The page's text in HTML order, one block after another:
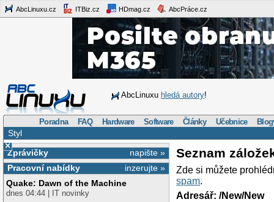
AbcLinuxu.cz ITBiz.cz HDmag.cz AbcPráce.cz
AbcLinuxu hledá autory!
Poradna FAQ Hardware Software Články Učebnice
Styl
×
napište »
Zprávičky
inzerujte »
Pracovní nabídky
Quake: Dawn of the Machine
dnes 04:44 | IT novinky
Seznam
Zde si můžete
spam.
Adresář: /New/New